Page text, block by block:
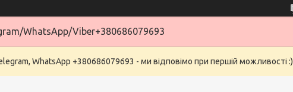
WhatsApp/Viber+380686079693
WhatsApp +380686079693 - ми відповімо при першій можливості :)